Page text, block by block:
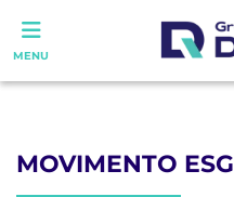
MENU
MOVIMENTO ESG